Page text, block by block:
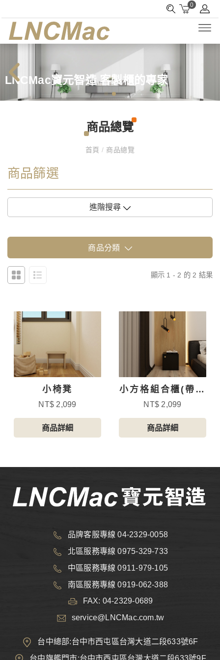
0
LNCMac寶元智造 客製櫃的專家
商品總覽
首頁/ 商品總覽
商品篩選
進階搜尋
商品分類
顯示 1 - 2 的 2 結果
小椅凳
NT$ 2,099
商品詳細
小方格組合櫃(帶門
款)
NT$ 2,099
商品詳細
品牌客服專線 04-2329-0058
北區服務專線 0975-329-733
中區服務專線 0911-979-105
南區服務專線 0919-062-388
FAX: 04-2329-0689
service@LNCMac.com.tw
台中總部:台中市西屯區台灣大道二段633號6F
台中旗艦門市:台中市西屯區台灣大道二段633號9F